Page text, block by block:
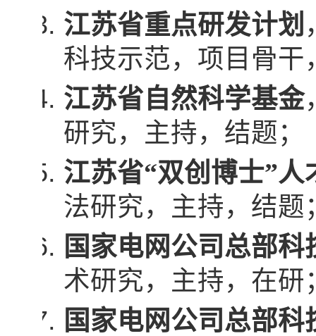
江苏省重点研发计划
科技示范，项目骨干
江苏省自然科学基金
研究，主持，结题；
江苏省“双创博士”人
法研究，主持，结题
国家电网公司总部科
术研究，主持，在研
国家电网公司总部科